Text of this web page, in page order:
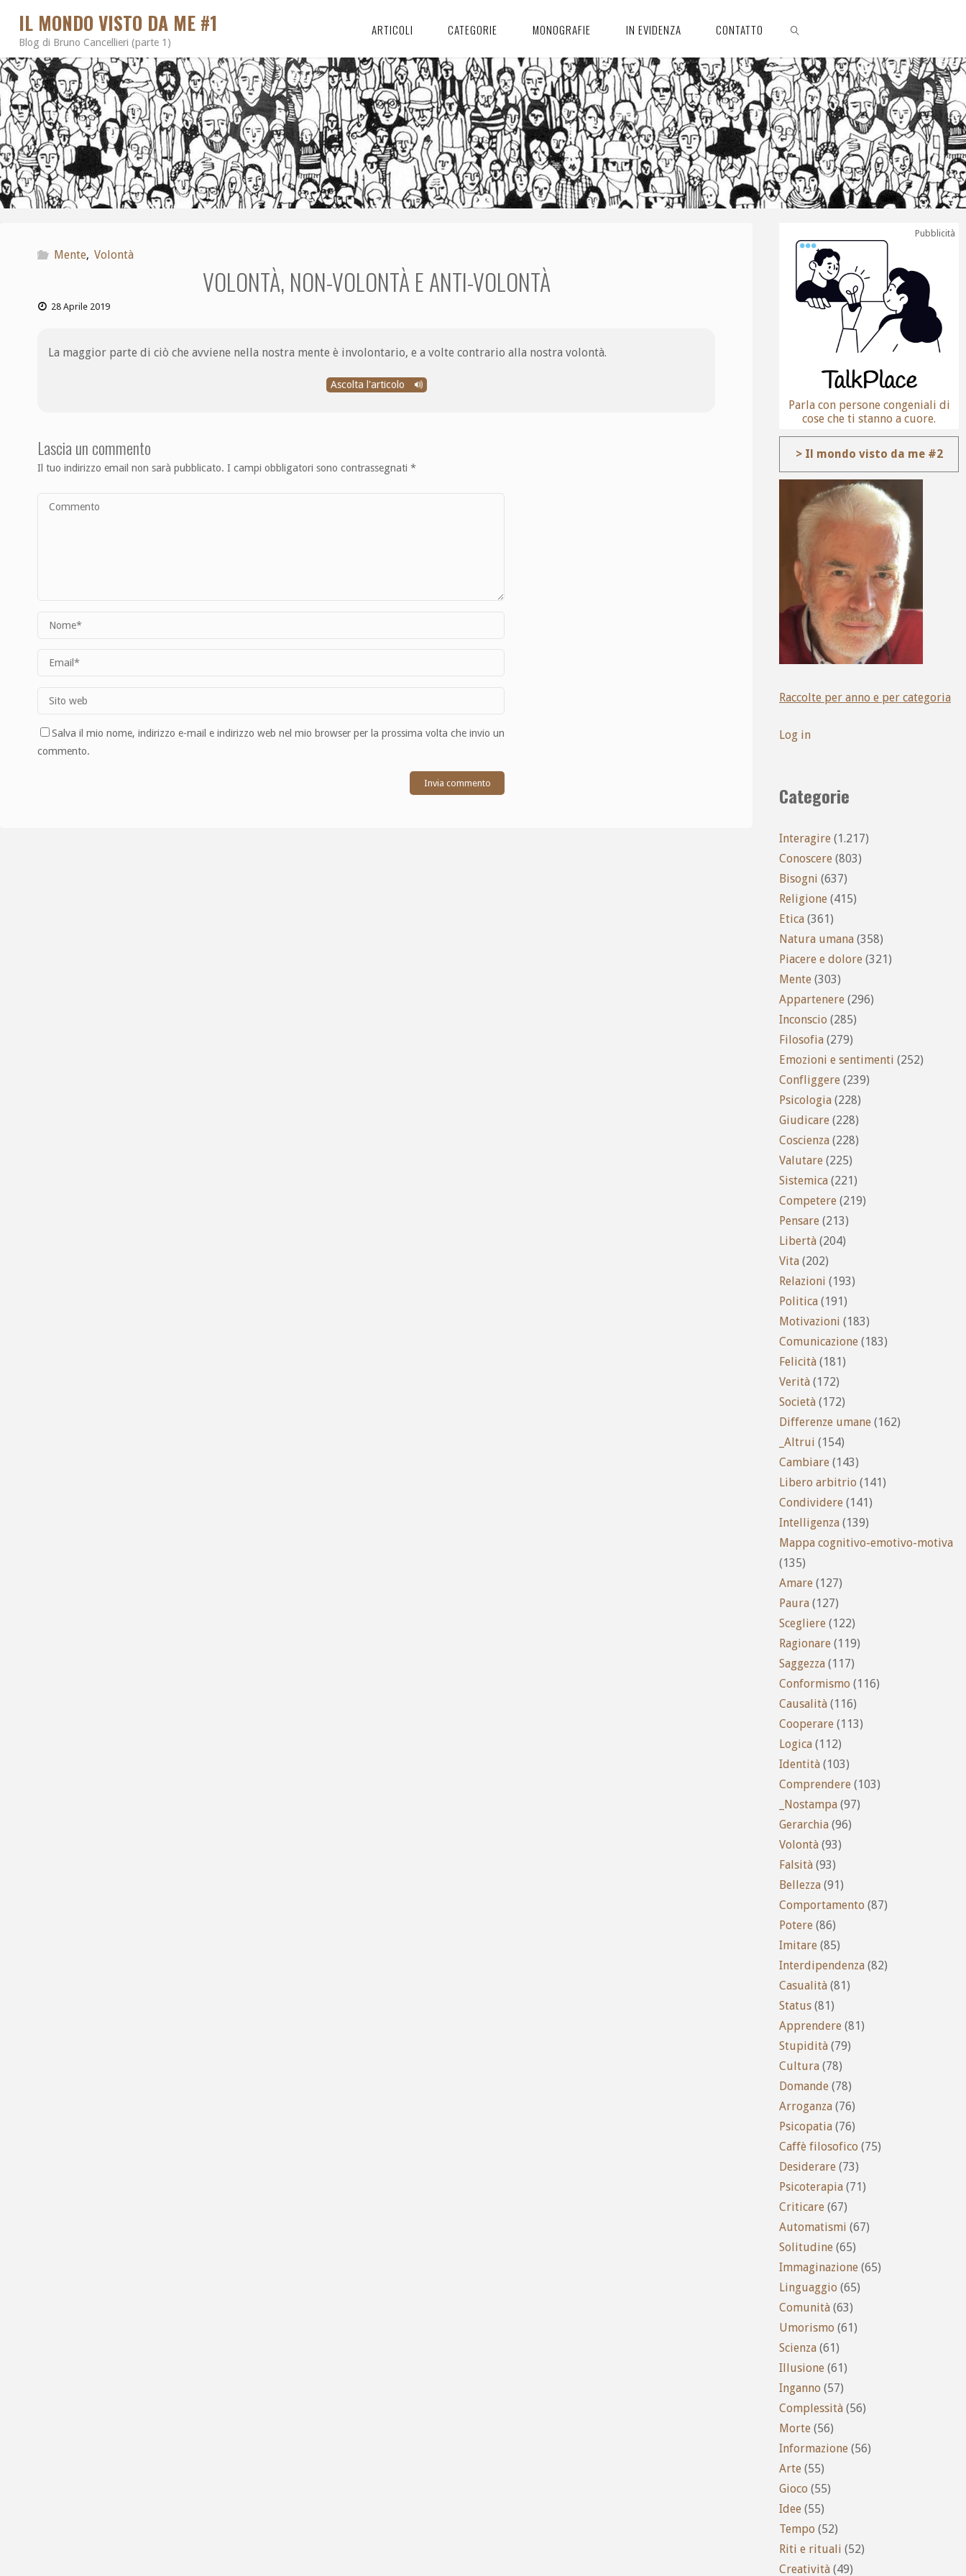
IL MONDO VISTO DA ME #1
Blog di Bruno Cancellieri (parte 1)
ARTICOLI CATEGORIE MONOGRAFIE IN EVIDENZA CONTATTO
CERCA
Mente, Volontà
VOLONTÀ, NON-VOLONTÀ E ANTI-VOLONTÀ
28 Aprile 2019
La maggior parte di ciò che avviene nella nostra mente è involontario, e a volte contrario alla nostra volontà.
Ascolta l'articolo
Lascia un commento
Il tuo indirizzo email non sarà pubblicato. I campi obbligatori sono contrassegnati*
Salva il mio nome, indirizzo e-mail e indirizzo web nel mio browser per la prossima volta che invio un
commento.
Pubblicità
Parla con persone congeniali di
cose che ti stanno a cuore.
> Il mondo visto da me #2
Raccolte per anno e per categoria
Log in
Categorie
Interagire (1.217)
Conoscere (803)
Bisogni (637)
Religione (415)
Etica (361)
Natura umana (358)
Piacere e dolore (321)
Mente (303)
Appartenere (296)
Inconscio (285)
Filosofia (279)
Emozioni e sentimenti (252)
Confliggere (239)
Psicologia (228)
Giudicare (228)
Coscienza (228)
Valutare (225)
Sistemica (221)
Competere (219)
Pensare (213)
Libertà (204)
Vita (202)
Relazioni (193)
Politica (191)
Motivazioni (183)
Comunicazione (183)
Felicità (181)
Verità (172)
Società (172)
Differenze umane (162)
_Altrui (154)
Cambiare (143)
Libero arbitrio (141)
Condividere (141)
Intelligenza (139)
Mappa cognitivo-emotivo-motiva
(135)
Amare (127)
Paura (127)
Scegliere (122)
Ragionare (119)
Saggezza (117)
Conformismo (116)
Causalità (116)
Cooperare (113)
Logica (112)
Identità (103)
Comprendere (103)
_Nostampa (97)
Gerarchia (96)
Volontà (93)
Falsità (93)
Bellezza (91)
Comportamento (87)
Potere (86)
Imitare (85)
Interdipendenza (82)
Casualità (81)
Status (81)
Apprendere (81)
Stupidità (79)
Cultura (78)
Domande (78)
Arroganza (76)
Psicopatia (76)
Caffè filosofico (75)
Desiderare (73)
Psicoterapia (71)
Criticare (67)
Automatismi (67)
Solitudine (65)
Immaginazione (65)
Linguaggio (65)
Comunità (63)
Umorismo (61)
Scienza (61)
Illusione (61)
Inganno (57)
Complessità (56)
Morte (56)
Informazione (56)
Arte (55)
Gioco (55)
Idee (55)
Tempo (52)
Riti e rituali (52)
Creatività (49)